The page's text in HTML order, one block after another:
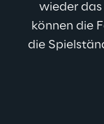
wieder das
können die
die